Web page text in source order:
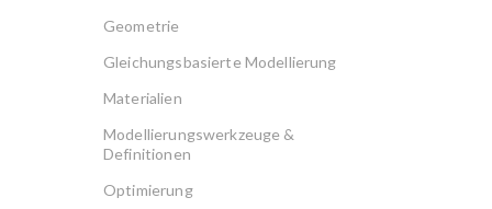
Geometrie
Gleichungsbasierte Modellierung
Materialien
Modellierungswerkzeuge &
Definitionen
Optimierung